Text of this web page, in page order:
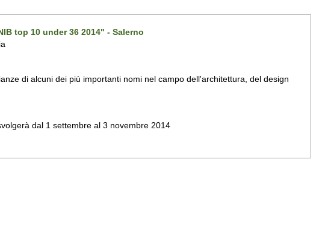
top 10 under 36 2014" - Salerno
di alcuni dei più importanti nomi nel campo dell'architettura, del design
dal 1 settembre al 3 novembre 2014